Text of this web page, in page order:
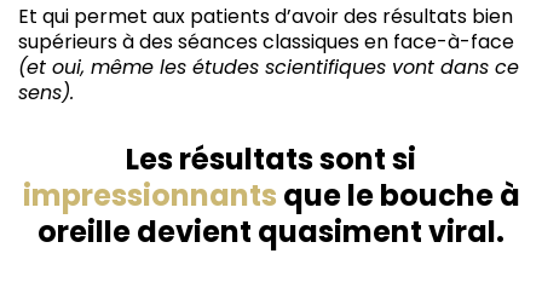
Et qui permet aux patients d’avoir des résultats bien
supérieurs à des séances classiques en face-à-face
(et oui, même les études scientifiques vont dans ce
sens).
Les résultats sont si
impressionnants que le bouche à
oreille devient quasiment viral.